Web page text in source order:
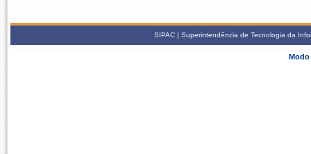
SIPAC | Superintendência de Tecnologia da
Modo